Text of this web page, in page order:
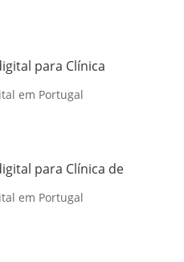
para Clínica
em Portugal
para Clínica de
em Portugal